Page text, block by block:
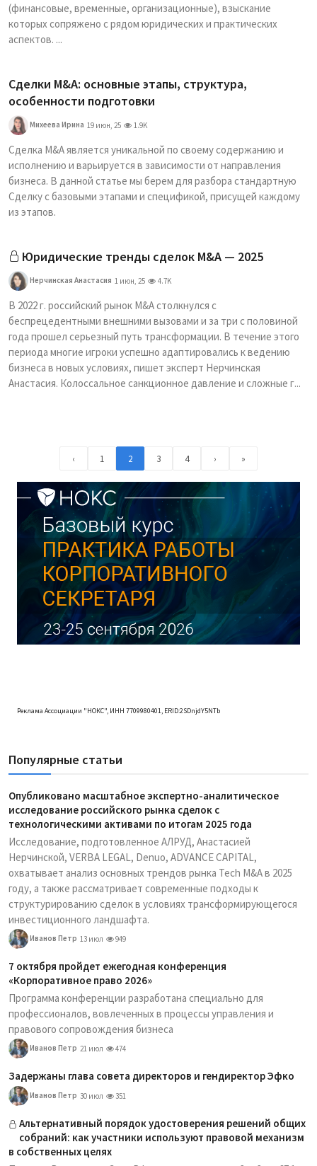
(финансовые, временные, организационные), взыскание
которых сопряжено с рядом юридических и практических
аспектов. ...
Сделки M&A: основные этапы, структура,
особенности подготовки
Михеева Ирина 19 июн, 25 1.9K
Сделка M&A является уникальной по своему содержанию и
исполнению и варьируется в зависимости от направления
бизнеса. В данной статье мы берем для разбора стандартную
Сделку с базовыми этапами и спецификой, присущей каждому
из этапов.
Юридические тренды сделок M&A — 2025
Нерчинская Анастасия 1 июн, 25 4.7K
В 2022 г. российский рынок M&A столкнулся с
беспрецедентными внешними вызовами и за три с половиной
года прошел серьезный путь трансформации. В течение этого
периода многие игроки успешно адаптировались к ведению
бизнеса в новых условиях, пишет эксперт Нерчинская
Анастасия. Колоссальное санкционное давление и сложные г...
‹ 1 2 3 4 › »
Реклама Ассоциации "НОКС", ИНН 7709980401, ERID:2SDnjdY5NTb
Популярные статьи
Опубликовано масштабное экспертно-аналитическое
исследование российского рынка сделок с
технологическими активами по итогам 2025 года
Исследование, подготовленное АЛРУД, Анастасией
Нерчинской, VERBA LEGAL, Denuo, ADVANCE CAPITAL,
охватывает анализ основных трендов рынка Tech M&A в 2025
году, а также рассматривает современные подходы к
структурированию сделок в условиях трансформирующегося
инвестиционного ландшафта.
Иванов Петр 13 июл 949
7 октября пройдет ежегодная конференция
«Корпоративное право 2026»
Программа конференции разработана специально для
профессионалов, вовлеченных в процессы управления и
правового сопровождения бизнеса
Иванов Петр 21 июл 474
Задержаны глава совета директоров и гендиректор Эфко
Иванов Петр 30 июл 351
Альтернативный порядок удостоверения решений общих
собраний: как участники используют правовой механизм
в собственных целях